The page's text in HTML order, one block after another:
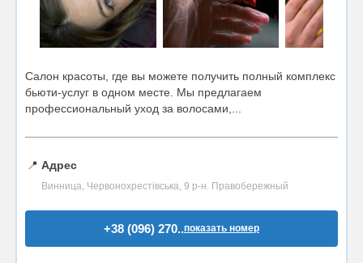
Салон красоты, где вы можете получить полный комплекс
бьюти-услуг в одном месте. Мы предлагаем
профессиональный уход за волосами,...
📍 Адрес
Винница, Червонохрестівська, 9 р-н. Правобережный
+38 (096) 270..показать номер